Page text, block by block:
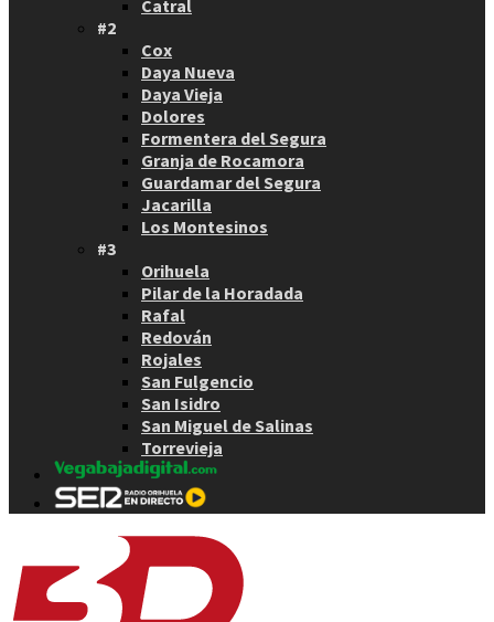
Catral
#2
Cox
Daya Nueva
Daya Vieja
Dolores
Formentera del Segura
Granja de Rocamora
Guardamar del Segura
Jacarilla
Los Montesinos
#3
Orihuela
Pilar de la Horadada
Rafal
Redován
Rojales
San Fulgencio
San Isidro
San Miguel de Salinas
Torrevieja